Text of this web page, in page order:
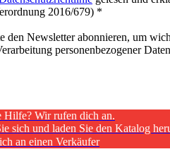
2016/679) *
den Newsletter abonnieren, um
personenbezogener
Hilfe? Wir rufen dich an.
sich und laden Sie den Katalog
an einen Verkäufer